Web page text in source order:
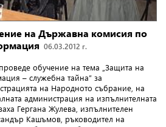
на Държавна комисия по
06.03.2012 г.
обучение на тема „Защита на
– служебна тайна” за
на Народното събрание, на
администрация на изпълнителната
Гергана Жулева, изпълнителен
Кашъмов, ръководител на